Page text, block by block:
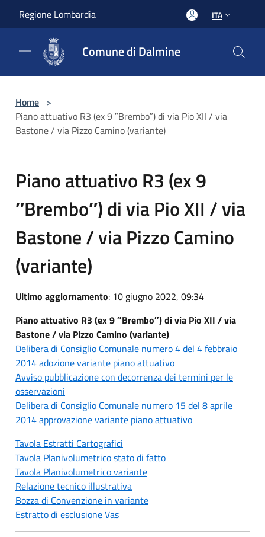
Regione Lombardia ITA
Comune di Dalmine
Home >
Piano attuativo R3 (ex 9 ″Brembo″) di via Pio XII / via
Bastone / via Pizzo Camino (variante)
Piano attuativo R3 (ex 9
″Brembo″) di via Pio XII / via
Bastone / via Pizzo Camino
(variante)
Ultimo aggiornamento: 10 giugno 2022, 09:34
Piano attuativo R3 (ex 9 ″Brembo″) di via Pio XII / via
Bastone / via Pizzo Camino (variante)
Delibera di Consiglio Comunale numero 4 del 4 febbraio
2014 adozione variante piano attuativo
Avviso pubblicazione con decorrenza dei termini per le
osservazioni
Delibera di Consiglio Comunale numero 15 del 8 aprile
2014 approvazione variante piano attuativo
Tavola Estratti Cartografici
Tavola Planivolumetrico stato di fatto
Tavola Planivolumetrico variante
Relazione tecnico illustrativa
Bozza di Convenzione in variante
Estratto di esclusione Vas